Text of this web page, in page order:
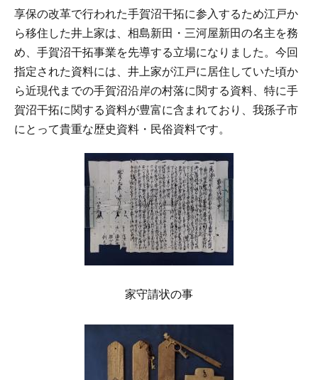
享保の改革で行われた手賀沼干拓に参入するため江戸か
ら移住した井上家は、相島新田・三河屋新田の名主を務
め、手賀沼干拓事業を先導する立場になりました。今回
指定された資料には、井上家が江戸に居住していた頃か
ら近現代までの手賀沼沿岸の村落に関する資料、特に手
賀沼干拓に関する資料が豊富に含まれており、我孫子市
にとって貴重な歴史資料・民俗資料です。
家守請状の事